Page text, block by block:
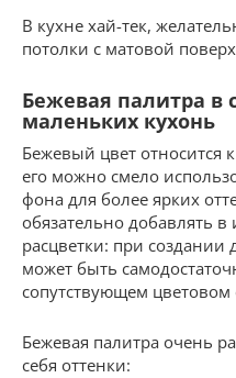
В кухне хай-тек,
потолки с матовой
Бежевая палитра в
маленьких кухонь
Бежевый цвет относится
его можно смело
фона для более ярких
обязательно добавлять
расцветки: при создании
может быть
сопутствующем
Бежевая палитра очень
себя оттенки: